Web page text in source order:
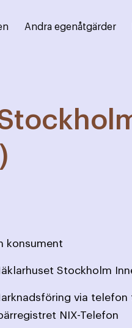
Andra egenåtgärder
konsument
Stockholm
via
NIX-Telefon